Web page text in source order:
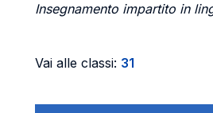
Insegnamento impartito in
Vai alle classi: 31